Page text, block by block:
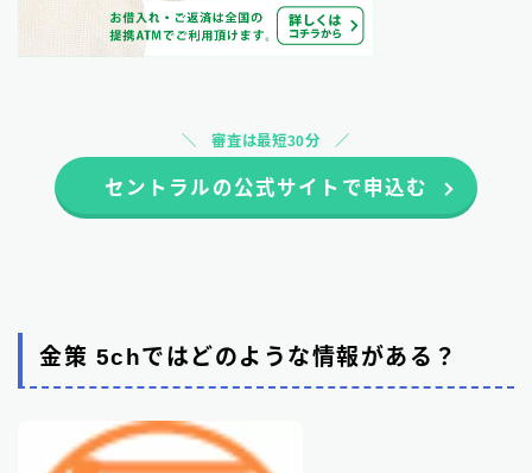
審査は最短30分
セントラルの公式サイトで申込む
金策 5chではどのような情報がある？